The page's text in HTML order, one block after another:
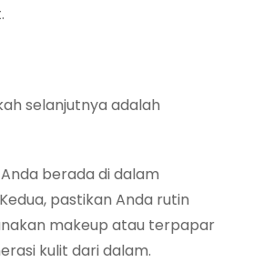
selanjutnya adalah
berada di dalam
pastikan Anda rutin
makeup atau terpapar
kulit dari dalam.